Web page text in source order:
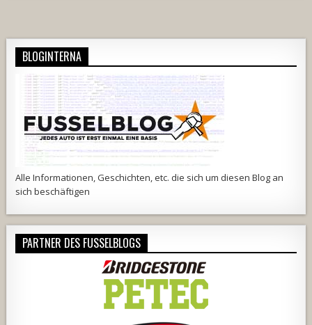
BLOGINTERNA
Alle Informationen, Geschichten, etc. die sich um diesen Blog an
sich beschäftigen
PARTNER DES FUSSELBLOGS